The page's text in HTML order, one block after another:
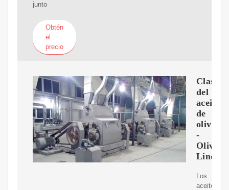
junto
Obtén
el
precio
del
aceite
de
oliva
-
Olive
Line
Los
aceites